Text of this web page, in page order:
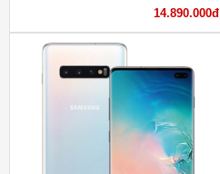
14.890.000đ